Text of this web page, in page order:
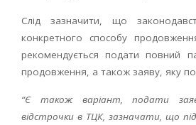
Слід зазначити, що
конкретного способу
рекомендується подати повний
продовження, а також заяву, яку
“Є також варіант, подати
відстрочки в ТЦК, зазначати, що